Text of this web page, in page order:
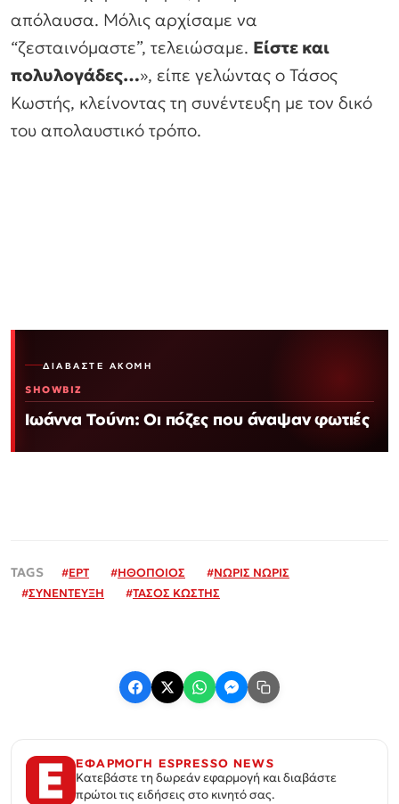
απόλαυσα. Μόλις αρχίσαμε να
“ζεσταινόμαστε”, τελειώσαμε. Είστε και
πολυλογάδες…», είπε γελώντας ο Τάσος
Κωστής, κλείνοντας τη συνέντευξη με τον δικό
του απολαυστικό τρόπο.
ΔΙΑΒΆΣΤΕ ΑΚΌΜΗ
SHOWBIZ
Ιωάννα Τούνη: Οι πόζες που άναψαν φωτιές
#ΕΡΤ #ΗΘΟΠΟΙΟΣ #ΝΩΡΙΣ ΝΩΡΙΣ
#ΣΥΝΕΝΤΕΥΞΗ #ΤΑΣΟΣ ΚΩΣΤΗΣ
ΕΦΑΡΜΟΓΗ ESPRESSO NEWS
Κατεβάστε τη δωρεάν εφαρμογή και διαβάστε
πρώτοι τις ειδήσεις στο κινητό σας.